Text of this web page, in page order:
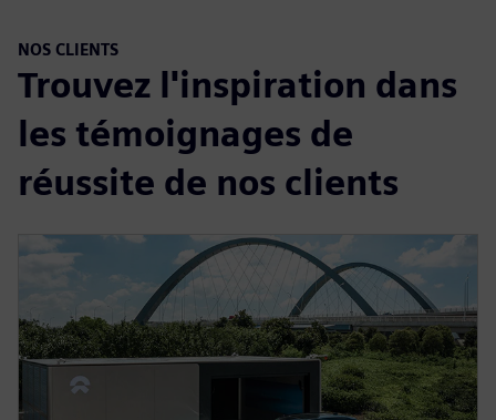
NOS CLIENTS
Trouvez l'inspiration dans
les témoignages de
réussite de nos clients